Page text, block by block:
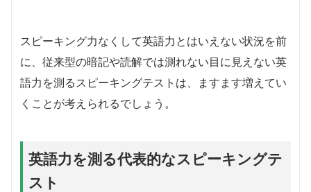
スピーキング力なくして英語力とはいえない状況を前
に、従来型の暗記や読解では測れない目に見えない英
語力を測るスピーキングテストは、ますます増えてい
くことが考えられるでしょう。
英語力を測る代表的なスピーキングテ
スト